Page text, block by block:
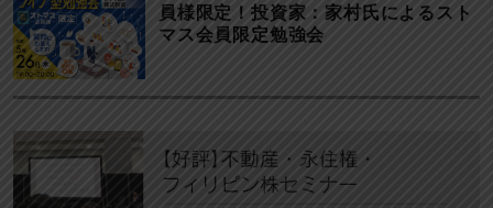
員様限定！投資家：家村氏によるスト
マス会員限定勉強会